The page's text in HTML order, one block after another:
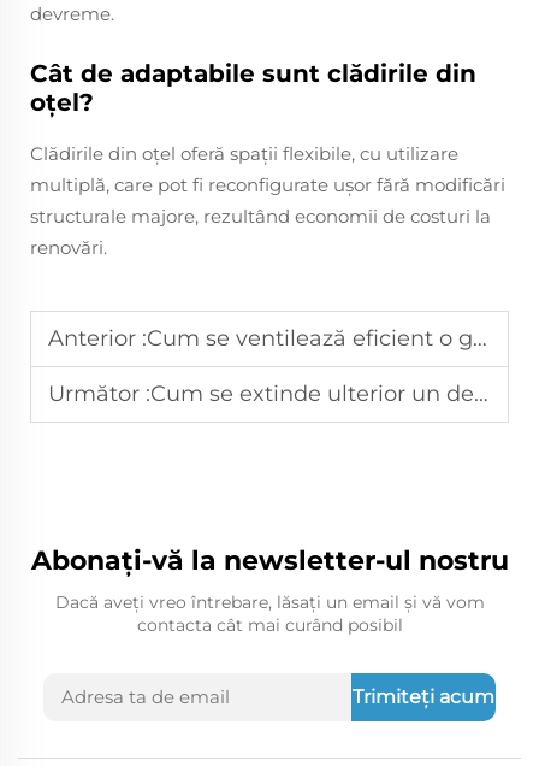
devreme.
Cât de adaptabile sunt clădirile din
oțel?
Clădirile din oțel oferă spații flexibile, cu utilizare
multiplă, care pot fi reconfigurate ușor fără modificări
structurale majore, rezultând economii de costuri la
renovări.
Anterior :Cum se ventilează eficient o grânară prefabricată?
Următor :Cum se extinde ulterior un depozit prefabricat?
Abonați-vă la newsletter-ul nostru
Dacă aveți vreo întrebare, lăsați un email și vă vom
contacta cât mai curând posibil
Trimiteți acum